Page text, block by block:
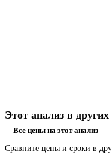
Этот анализ в
Все цены на этот анализ
Сравните цены и сроки в